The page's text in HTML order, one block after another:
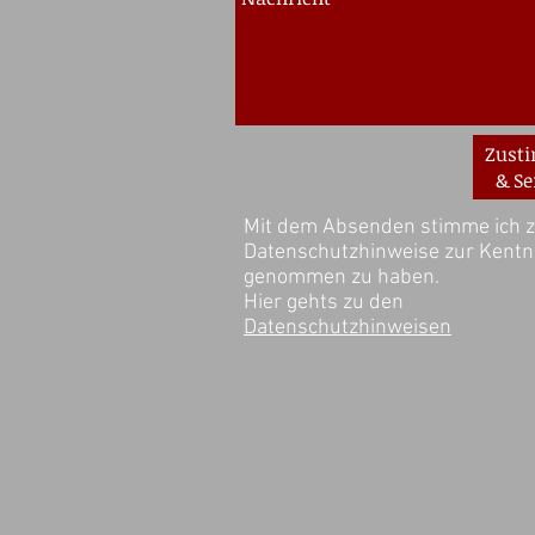
&
Mit dem Absenden stimme ich
Datenschutzhinweise zur
genommen zu haben.
Hier gehts zu den
Datenschutzhinweisen